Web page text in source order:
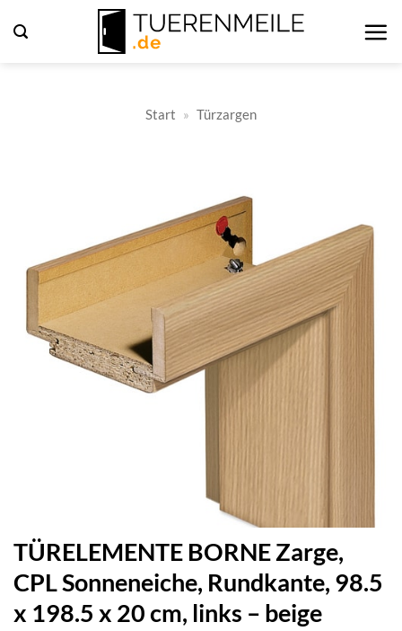
Inhalt
Start » Türzargen
TÜRELEMENTE BORNE Zarge,
CPL Sonneneiche, Rundkante, 98.5
x 198.5 x 20 cm, links – beige